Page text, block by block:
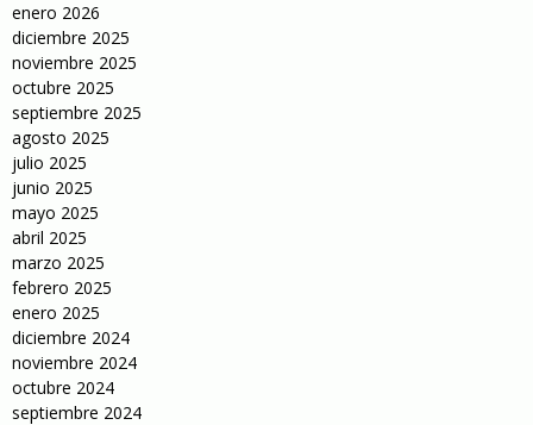
enero 2026
diciembre 2025
noviembre 2025
octubre 2025
septiembre 2025
agosto 2025
julio 2025
junio 2025
mayo 2025
abril 2025
marzo 2025
febrero 2025
enero 2025
diciembre 2024
noviembre 2024
octubre 2024
septiembre 2024